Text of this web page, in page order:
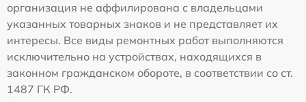
организация не аффилирована с владельцами
указанных товарных знаков и не представляет их
интересы. Все виды ремонтных работ выполняются
исключительно на устройствах, находящихся в
законном гражданском обороте, в соответствии со ст.
1487 ГК РФ.